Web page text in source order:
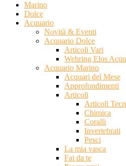
Marino
Dolce
Acquario
Novità & Eventi
Acquario Dolce
Articoli Vari
Webring Elos
Acquario Marino
Acquari del Mese
Approfondimenti
Articoli
Articoli
Chimica
Coralli
Invertebrati
Pesci
La mia vasca
Fai da te